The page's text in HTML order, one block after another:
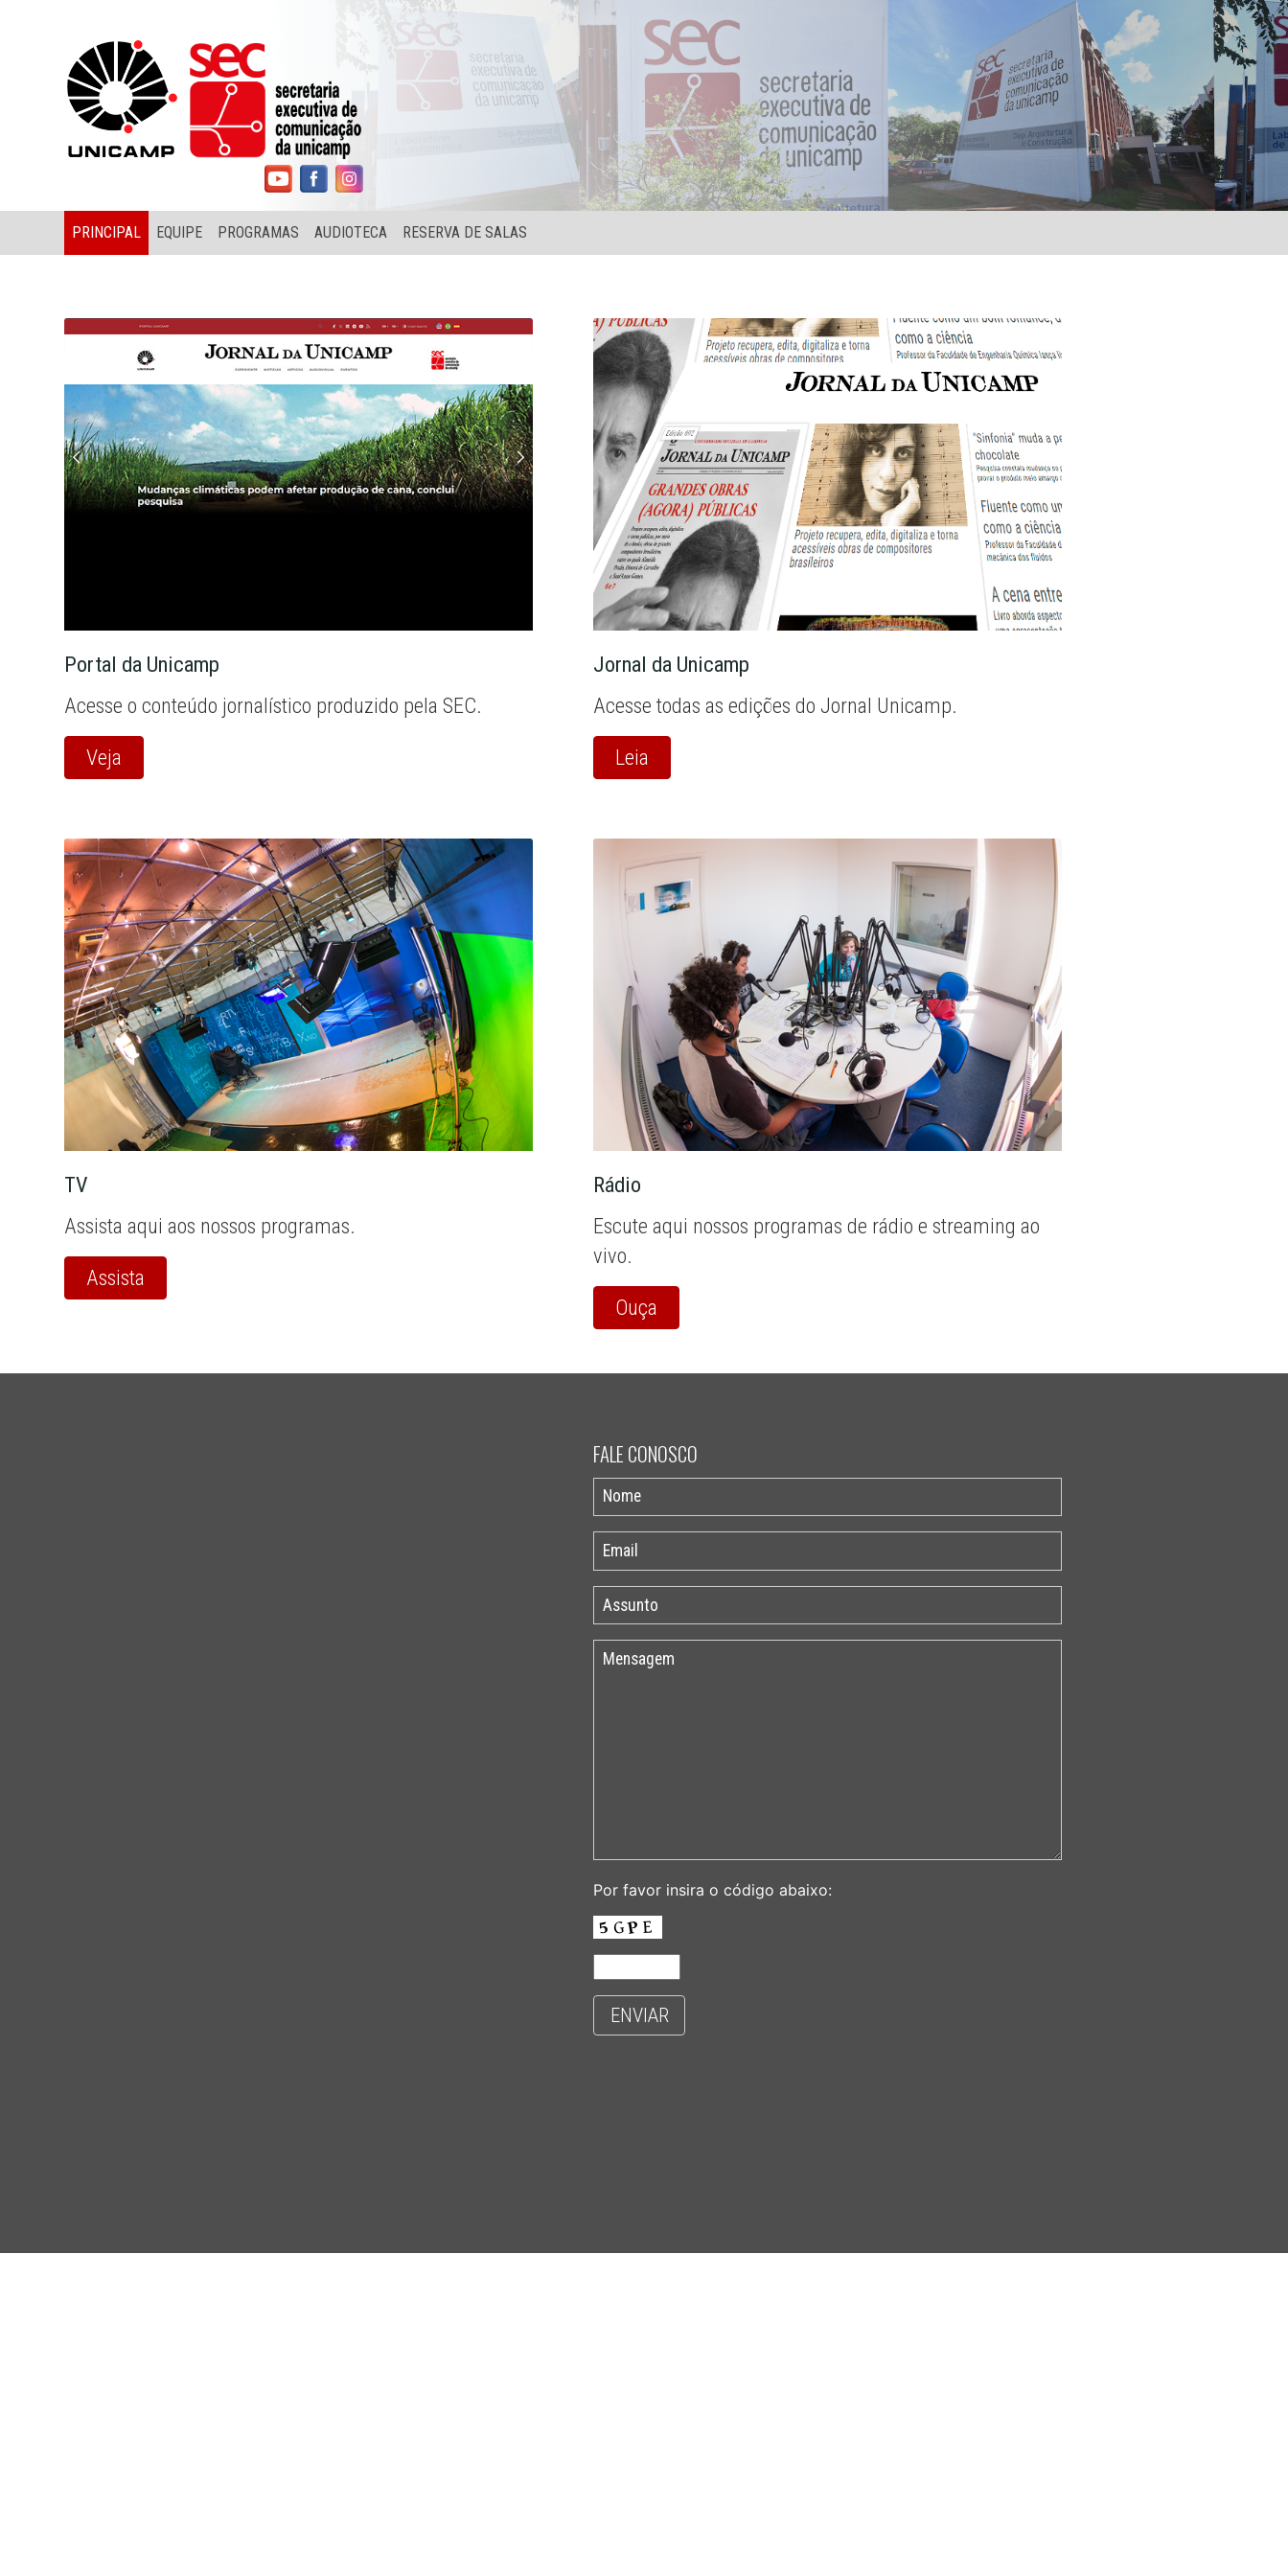
PRINCIPAL EQUIPE PROGRAMAS AUDIOTECA RESERVA DE SALAS
Portal da Unicamp
Acesse o conteúdo jornalístico produzido pela SEC.
Veja
Jornal da Unicamp
Acesse todas as edições do Jornal Unicamp.
Leia
TV
Assista aqui aos nossos programas.
Assista
Rádio
Escute aqui nossos programas de rádio e streaming ao
vivo.
Ouça
FALE CONOSCO
Por favor insira o código abaixo:
ENVIAR